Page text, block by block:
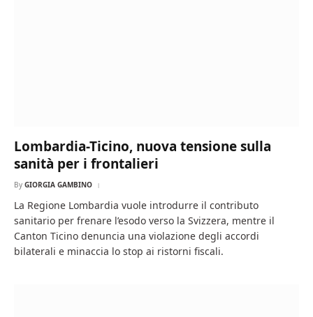
Lombardia-Ticino, nuova tensione sulla
sanità per i frontalieri
By GIORGIA GAMBINO
La Regione Lombardia vuole introdurre il contributo
sanitario per frenare l’esodo verso la Svizzera, mentre il
Canton Ticino denuncia una violazione degli accordi
bilaterali e minaccia lo stop ai ristorni fiscali.